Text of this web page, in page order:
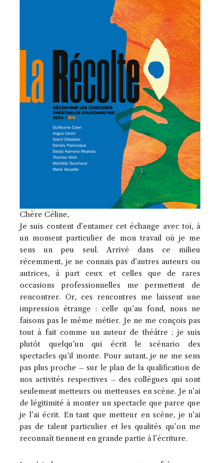
Chère Céline,
Je suis content d’entamer cet échange avec toi, à
un moment particulier de mon travail où je me
sens un peu seul. Arrivé dans ce milieu
récemment, je ne connais pas d’autres auteurs ou
autrices, à part ceux et celles que de rares
occasions professionnelles me permettent de
rencontrer. Or, ces rencontres me laissent une
impression étrange : celle qu’au fond, nous ne
faisons pas le même métier. Je ne me conçois pas
tout à fait comme un auteur de théâtre ; je suis
plutôt quelqu’un qui écrit le scénario des
spectacles qu’il monte. Pour autant, je ne me sens
pas plus proche – sur le plan de la qualification de
nos activités respectives – des collègues qui sont
seulement metteurs ou metteuses en scène. Je n’ai
de légitimité à monter un spectacle que parce que
je l’ai écrit. En tant que metteur en scène, je n’ai
pas de talent particulier et les qualités qu’on me
reconnaît tiennent en grande partie à l’écriture.